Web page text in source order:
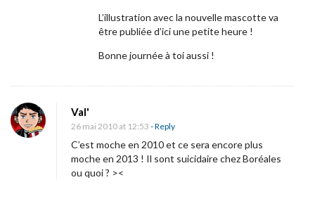
f
i
L’illustration avec la nouvelle mascotte va
être publiée d’ici une petite heure !
Bonne journée à toi aussi !
Val'
26 mai 2010 at 12:53 - Reply
C’est moche en 2010 et ce sera encore plus
moche en 2013 ! Il sont suicidaire chez Boréales
ou quoi ? ><